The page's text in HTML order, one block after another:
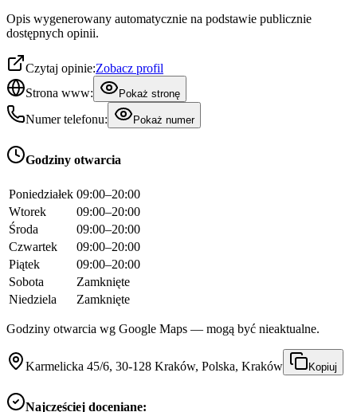
Opis wygenerowany automatycznie na podstawie publicznie
dostępnych opinii.
Czytaj opinie:Zobacz profil
Strona www:
Pokaż stronę
Numer telefonu: Pokaż numer
Godziny otwarcia
Poniedziałek 09:00–20:00
Wtorek
09:00–20:00
Środa
09:00–20:00
Czwartek
09:00–20:00
Piątek
09:00–20:00
Sobota
Zamknięte
Niedziela
Zamknięte
Godziny otwarcia wg Google Maps — mogą być nieaktualne.
Karmelicka 45/6, 30-128 Kraków, Polska, Kraków Kopiuj
Najczęściej doceniane: